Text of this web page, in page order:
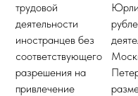
трудовой
деятельности
иностранцев без
соответствующего
разрешения на
привлечение